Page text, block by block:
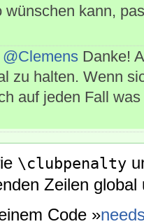
wünschen kann,
@Clemens Danke!
zu halten. Wenn
auf jeden Fall
\clubpenalty
Zeilen
Code »